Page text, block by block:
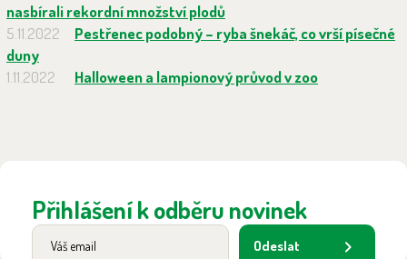
nasbírali rekordní množství plodů
5.11.2022
Pestřenec podobný – ryba šnekáč, co vrší písečné
duny
1.11.2022
Halloween a lampionový průvod v zoo
Přihlášení k odběru novinek
Odeslat